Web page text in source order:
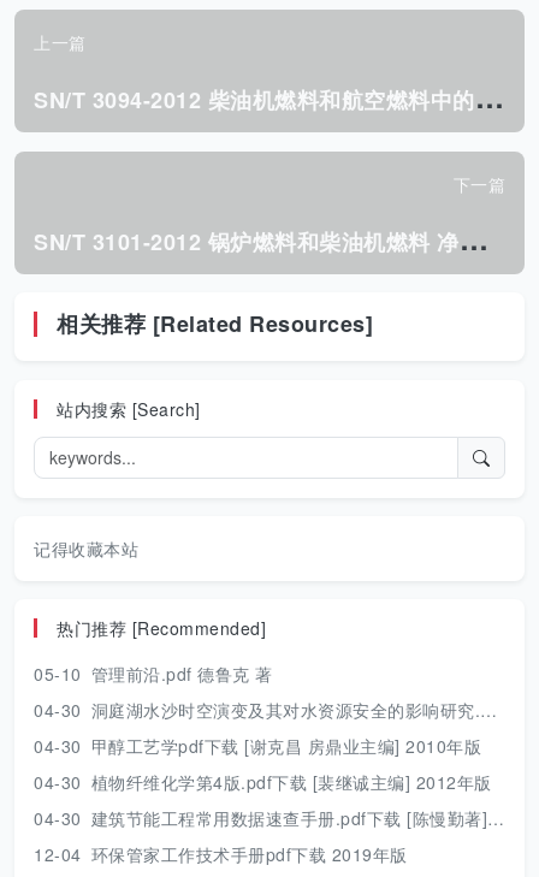
上一篇
S
N/T 3094-2012 柴油机燃料和航空燃料中的芳香烃和 多环芳烃的测定超 临界流体色谱法.pdf
下一篇
S
N/T 3101-2012 锅炉燃料和柴油机燃料 净热值和 总热值的估算法.pdf
相关推荐 [Related Resources]
站内搜索 [Search]
记得收藏本站
热门推荐 [Recommended]
05-10 管理前沿.pdf 德鲁克 著
04-30 洞庭湖水沙时空演变及其对水资源安全的影响研究.pdf 胡光伟 著 2017年版
04-30 甲醇工艺学pdf下载 [谢克昌 房鼎业主编] 2010年版
04-30 植物纤维化学第4版.pdf下载 [裴继诚主编] 2012年版
04-30 建筑节能工程常用数据速查手册.pdf下载 [陈慢勤著] 2010年版
12-04 环保管家工作技术手册pdf下载 2019年版